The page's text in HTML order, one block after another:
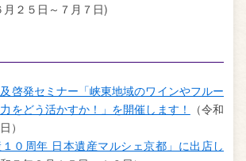
月２５日～７月７日)
啓発セミナー「峡東地域のワインやフルー
をどう活かすか！」を開催します！
（令和
）
１０周年 日本遺産マルシェ京都」に出店し